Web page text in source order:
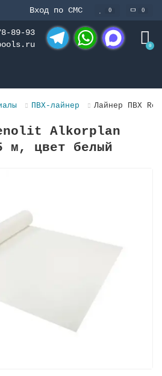
Вход по СМС 0 0
89-93
0
ПВХ-лайнер Лайнер ПВХ
Alkorplan
м, цвет белый